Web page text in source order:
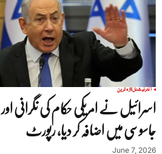
انٹرنیشنلتازہ ترین
اسرائیل نے امریکی حکام کی نگرانی اور
جاسوسی میں اضافہ کر دیا، رپورٹ
June 7, 2026